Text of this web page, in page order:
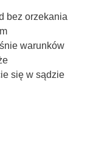
bez orzekania
warunków
się w sądzie